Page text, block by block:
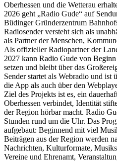
Oberhessen und die Wetterau
2026 geht „Radio Gude“ auf
Büdinger Gründerzentrum
Radiosender versteht sich als
als Partner der Menschen,
Als offizieller Radiopartner der
2027 kann Radio Gude von
setzen und bleibt über das
Sender startet als Webradio und ist
die App als auch über den
Ziel des Projekts ist es, ein
Oberhessen verbindet, Identität
der Region hörbar macht. Radio
Stunden rund um die Uhr. Das
aufgebaut: Beginnend mit viel
Beiträgen aus der Region werden
Nachrichten, Kulturformate,
Vereine und Ehrenamt,